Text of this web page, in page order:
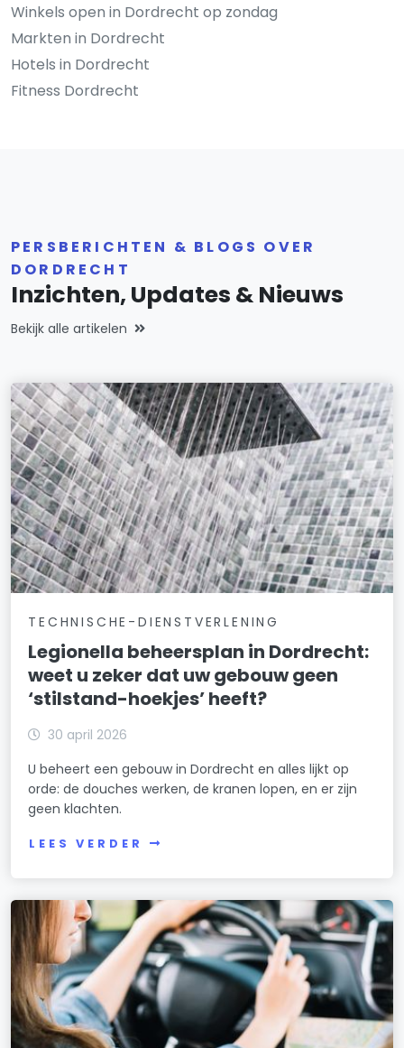
Winkels open in Dordrecht op zondag
Markten in Dordrecht
Hotels in Dordrecht
Fitness Dordrecht
PERSBERICHTEN & BLOGS OVER
DORDRECHT
Inzichten, Updates & Nieuws
Bekijk alle artikelen
TECHNISCHE-DIENSTVERLENING
Legionella beheersplan in Dordrecht:
weet u zeker dat uw gebouw geen
‘stilstand-hoekjes’ heeft?
30 april 2026
U beheert een gebouw in Dordrecht en alles lijkt op
orde: de douches werken, de kranen lopen, en er zijn
geen klachten.
LEES VERDER